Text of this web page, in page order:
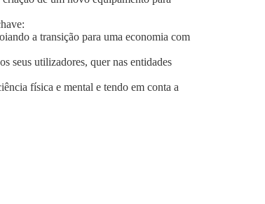
a transição para uma economia com
seus utilizadores, quer nas entidades
física e mental e tendo em conta a